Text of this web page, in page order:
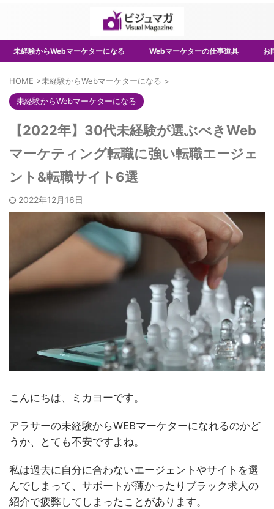
未経験からWebマーケターになる Webマーケターの仕事道具 お
HOME >未経験からWebマーケターになる >
未経験からWebマーケターになる
【2022年】30代未経験が選ぶべきWeb
マーケティング転職に強い転職エージェ
ント&転職サイト6選
2022年12月16日
こんにちは、ミカヨーです。
アラサーの未経験からWEBマーケターになれるのかど
うか、とても不安ですよね。
私は過去に自分に合わないエージェントやサイトを選
んでしまって、サポートが薄かったりブラック求人の
紹介で疲弊してしまったことがあります。